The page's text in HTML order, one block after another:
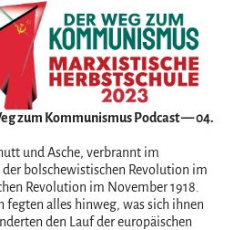
zum Kommunismus Podcast — 04.
und Asche, verbrannt im
bolschewistischen Revolution im
Revolution im November 1918.
fegten alles hinweg, was sich ihnen
den Lauf der europäischen